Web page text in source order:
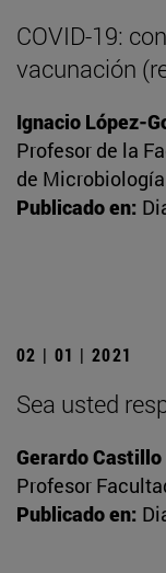
COVID-19:
vacunación
Ignacio López-
Profesor de la
de
Publicado en:
02 | 01 | 2021
Sea usted
Gerardo Castillo
Profesor
Publicado en: